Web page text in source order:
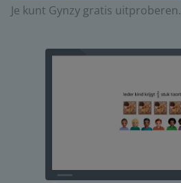
Je kunt Gynzy gratis uitproberen.